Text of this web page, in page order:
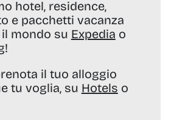
hotel, residence,
e pacchetti vacanza
mondo su Expedia o
!
il tuo alloggio
tu voglia, su Hotels o